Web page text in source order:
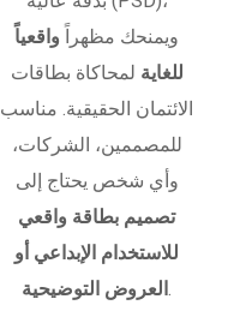
ويمنحك مظهراً واقعياً
للغاية لمحاكاة بطاقات
الائتمان الحقيقية. مناسب
للمصممين، الشركات،
وأي شخص يحتاج إلى
تصميم بطاقة واقعي
للاستخدام الإبداعي أو
العروض التوضيحية .